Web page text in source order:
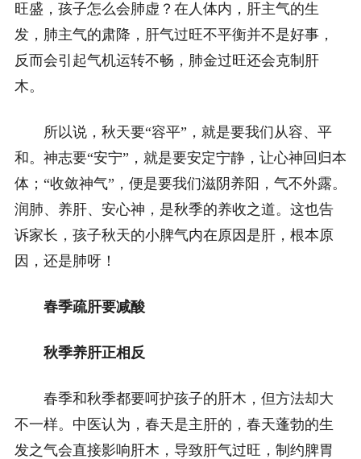
旺盛，孩子怎么会肺虚？在人体内，肝主气的生
发，肺主气的肃降，肝气过旺不平衡并不是好事，
反而会引起气机运转不畅，肺金过旺还会克制肝
木。
所以说，秋天要“容平”，就是要我们从容、平
和。神志要“安宁”，就是要安定宁静，让心神回归本
体；“收敛神气”，便是要我们滋阴养阳，气不外露。
润肺、养肝、安心神，是秋季的养收之道。这也告
诉家长，孩子秋天的小脾气内在原因是肝，根本原
因，还是肺呀！
春季疏肝要减酸
秋季养肝正相反
春季和秋季都要呵护孩子的肝木，但方法却大
不一样。中医认为，春天是主肝的，春天蓬勃的生
发之气会直接影响肝木，导致肝气过旺，制约脾胃